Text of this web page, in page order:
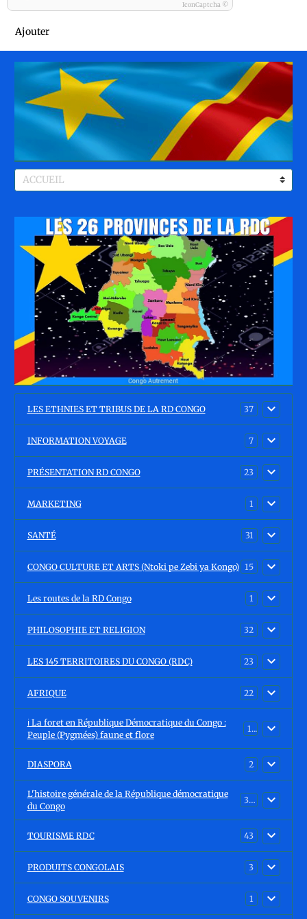
IconCaptcha ©
Ajouter
LES ETHNIES ET TRIBUS DE LA RD CONGO 37
INFORMATION VOYAGE 7
PRÉSENTATION RD CONGO 23
MARKETING 1
SANTÉ 31
CONGO CULTURE ET ARTS (Ntoki pe Zebi ya Kongo) 15
Les routes de la RD Congo 1
PHILOSOPHIE ET RELIGION 32
LES 145 TERRITOIRES DU CONGO (RDC) 23
AFRIQUE 22
ℹ️ La foret en République Démocratique du Congo :
Peuple (Pygmées) faune et flore
15
DIASPORA 2
L'histoire générale de la République démocratique
du Congo
30
TOURISME RDC 43
PRODUITS CONGOLAIS 3
CONGO SOUVENIRS 1